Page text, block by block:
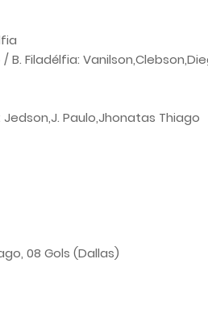
B. Filadélfia:
Paulo,Jhonatas Thiago
08 Gols (Dallas)